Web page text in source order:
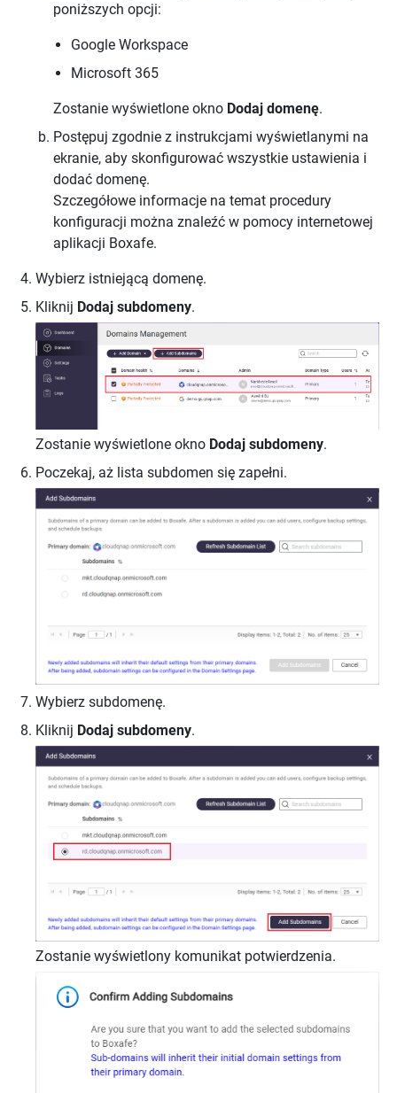
poniższych opcji:
Google Workspace
Microsoft 365
Zostanie wyświetlone okno Dodaj domenę.
Postępuj zgodnie z instrukcjami wyświetlanymi na
ekranie, aby skonfigurować wszystkie ustawienia i
dodać domenę.
Szczegółowe informacje na temat procedury
konfiguracji można znaleźć w pomocy internetowej
aplikacji Boxafe.
Wybierz istniejącą domenę.
Kliknij Dodaj subdomeny.
Zostanie wyświetlone okno Dodaj subdomeny.
Poczekaj, aż lista subdomen się zapełni.
Wybierz subdomenę.
Kliknij Dodaj subdomeny.
Zostanie wyświetlony komunikat potwierdzenia.